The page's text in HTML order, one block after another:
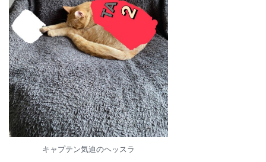
キャプテン気迫のヘッスラ